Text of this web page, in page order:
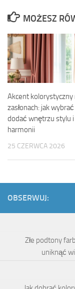
MOŻESZ
Akcent kolorystyczny
zasłonach: jak
dodać wnętrzu stylu i
harmonii
25 CZERWCA 2026
OBSERWUJ:
Złe podtony
uniknąć